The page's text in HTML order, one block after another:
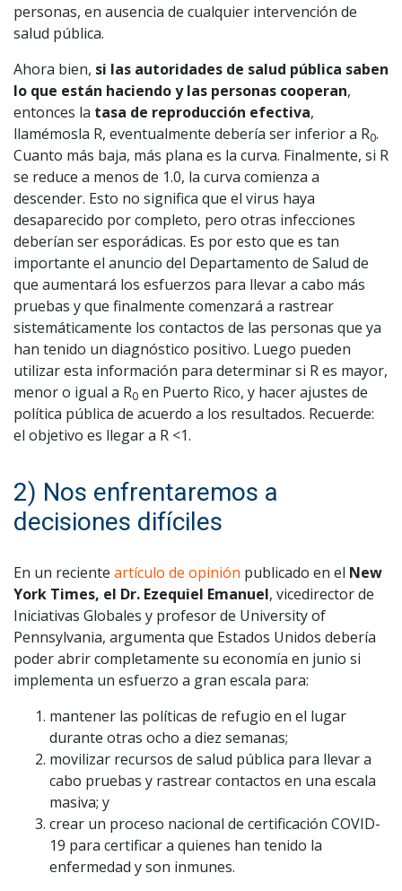
personas, en ausencia de cualquier intervención de
salud pública.
Ahora bien, si las autoridades de salud pública saben
lo que están haciendo y las personas cooperan,
entonces la tasa de reproducción efectiva,
llamémosla R, eventualmente debería ser inferior a R0.
Cuanto más baja, más plana es la curva. Finalmente, si R
se reduce a menos de 1.0, la curva comienza a
descender. Esto no significa que el virus haya
desaparecido por completo, pero otras infecciones
deberían ser esporádicas. Es por esto que es tan
importante el anuncio del Departamento de Salud de
que aumentará los esfuerzos para llevar a cabo más
pruebas y que finalmente comenzará a rastrear
sistemáticamente los contactos de las personas que ya
han tenido un diagnóstico positivo. Luego pueden
utilizar esta información para determinar si R es mayor,
menor o igual a R0 en Puerto Rico, y hacer ajustes de
política pública de acuerdo a los resultados. Recuerde:
el objetivo es llegar a R <1.
2) Nos enfrentaremos a
decisiones difíciles
En un reciente artículo de opinión publicado en el New
York Times, el Dr. Ezequiel Emanuel, vicedirector de
Iniciativas Globales y profesor de University of
Pennsylvania, argumenta que Estados Unidos debería
poder abrir completamente su economía en junio si
implementa un esfuerzo a gran escala para:
mantener las políticas de refugio en el lugar
durante otras ocho a diez semanas;
movilizar recursos de salud pública para llevar a
cabo pruebas y rastrear contactos en una escala
masiva; y
crear un proceso nacional de certificación COVID-
19 para certificar a quienes han tenido la
enfermedad y son inmunes.